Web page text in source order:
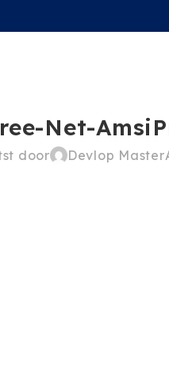
Net-
door Devlop Master